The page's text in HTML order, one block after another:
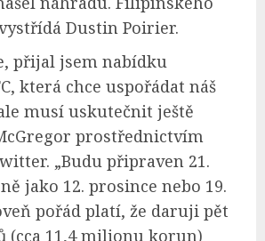
Dustin Poirier.
přijal jsem nabídku
která chce uspořádat náš
musí uskutečnit ještě
prostřednictvím
„Budu připraven 21.
jako 12. prosince nebo 19.
pořád platí, že daruji pět
(cca 11,4 milionu korun)